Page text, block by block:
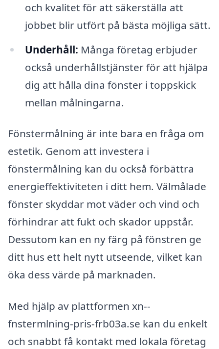
och kvalitet för att säkerställa att
jobbet blir utfört på bästa möjliga sätt.
Underhåll: Många företag erbjuder
också underhållstjänster för att hjälpa
dig att hålla dina fönster i toppskick
mellan målningarna.
Fönstermålning är inte bara en fråga om
estetik. Genom att investera i
fönstermålning kan du också förbättra
energieffektiviteten i ditt hem. Välmålade
fönster skyddar mot väder och vind och
förhindrar att fukt och skador uppstår.
Dessutom kan en ny färg på fönstren ge
ditt hus ett helt nytt utseende, vilket kan
öka dess värde på marknaden.
Med hjälp av plattformen xn--
fnstermlning-pris-frb03a.se kan du enkelt
och snabbt få kontakt med lokala företag